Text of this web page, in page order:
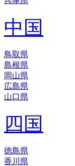
中国
鳥取県
島根県
岡山県
広島県
山口県
四国
徳島県
香川県